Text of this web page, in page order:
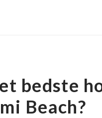
bedste
Beach?